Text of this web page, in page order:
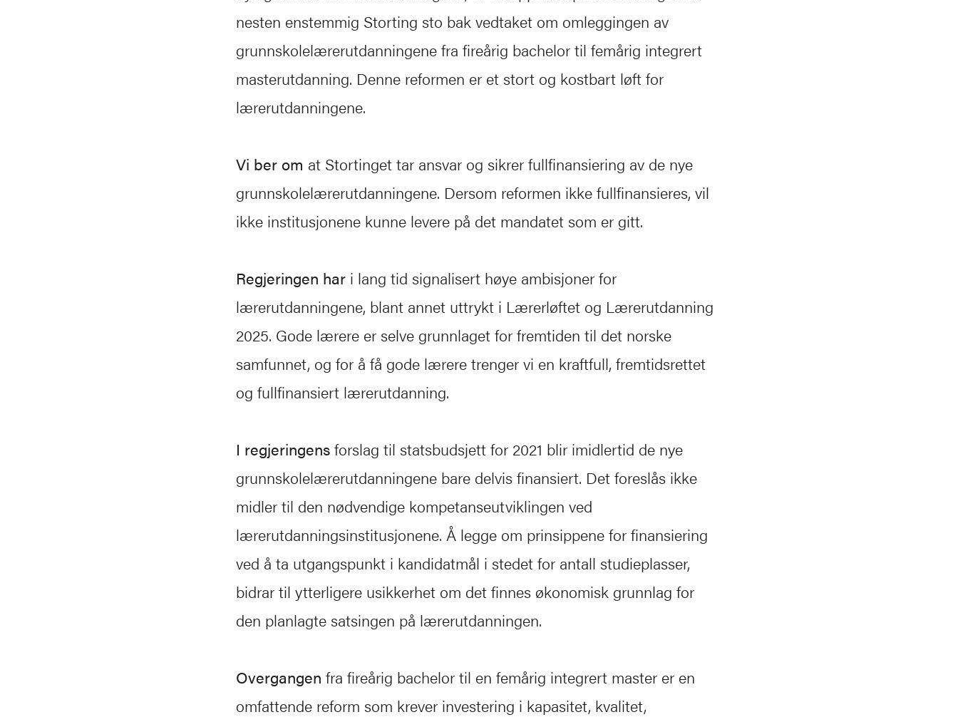
nesten enstemmig Storting sto bak vedtaket om omleggingen av
grunnskolelærerutdanningene fra fireårig bachelor til femårig integrert
masterutdanning. Denne reformen er et stort og kostbart løft for
lærerutdanningene.
Vi ber om at Stortinget tar ansvar og sikrer fullfinansiering av de nye
grunnskolelærerutdanningene. Dersom reformen ikke fullfinansieres, vil
ikke institusjonene kunne levere på det mandatet som er gitt.
Regjeringen hari lang tid signalisert høye ambisjoner for
lærerutdanningene, blant annet uttrykt i Lærerløftet og Lærerutdanning
2025. Gode lærere er selve grunnlaget for fremtiden til det norske
samfunnet, og for å få gode lærere trenger vi en kraftfull, fremtidsrettet
og fullfinansiert lærerutdanning.
I regjeringensforslag til statsbudsjett for 2021 blir imidlertid de nye
grunnskolelærerutdanningene bare delvis finansiert. Det foreslås ikke
midler til den nødvendige kompetanseutviklingen ved
lærerutdanningsinstitusjonene. Å legge om prinsippene for finansiering
ved å ta utgangspunkt i kandidatmål i stedet for antall studieplasser,
bidrar til ytterligere usikkerhet om det finnes økonomisk grunnlag for
den planlagte satsingen på lærerutdanningen.
Overgangen fra fireårig bachelor til en femårig integrert master er en
omfattende reform som krever investering i kapasitet, kvalitet,